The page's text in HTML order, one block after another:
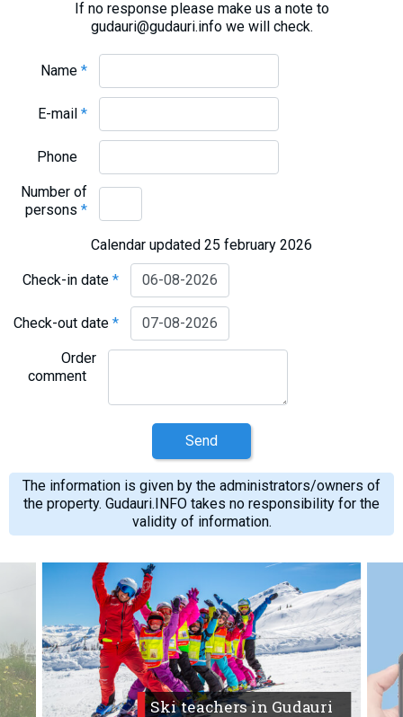
If no response please make us a note to
gudauri@gudauri.info we will check.
Name*
E-mail*
Phone
Number of
persons*
Calendar updated 25 february 2026
Check-in date*
Check-out date*
Order
comment
Send
The information is given by the administrators/owners of
the property. Gudauri.INFO takes no responsibility for the
validity of information.
Ski teachers in Gudauri